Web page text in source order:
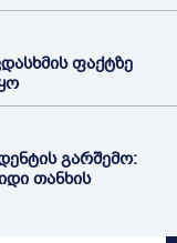
ფაქტზე
გარშემო:
თანხის